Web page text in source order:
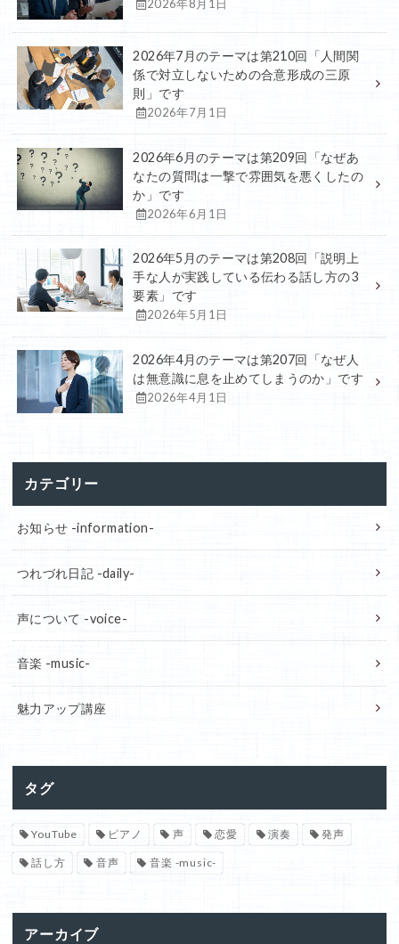
2026年8月1日
2026年7月のテーマは第210回「人間関
係で対立しないための合意形成の三原
則」です
2026年7月1日
2026年6月のテーマは第209回「なぜあ
なたの質問は一撃で雰囲気を悪くしたの
か」です
2026年6月1日
2026年5月のテーマは第208回「説明上
手な人が実践している伝わる話し方の3
要素」です
2026年5月1日
2026年4月のテーマは第207回「なぜ人
は無意識に息を止めてしまうのか」です
2026年4月1日
カテゴリー
お知らせ -information-
つれづれ日記 -daily-
声について -voice-
音楽 -music-
魅力アップ講座
タグ
YouTube ピアノ 声 恋愛 演奏 発声
話し方 音声 音楽 -music-
アーカイブ